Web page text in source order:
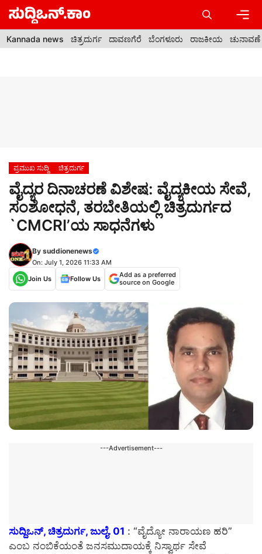
Skip
content
Kannada news ಚಿತ್ರದುರ್ಗ ದಾವಣಗೆರೆ ಬೆಂಗಳೂರು ರಾಜಕೀಯ ಚುನಾವಣೆ
ಪ್ರಮುಖ ಸುದ್ದಿ ಚಿತ್ರದುರ್ಗ
ವೈದ್ಯರ ದಿನಾಚರಣೆ ವಿಶೇಷ: ವೈದ್ಯಕೀಯ ಸೇವೆ,
ಸಂಶೋಧನೆ, ತರಬೇತಿಯಲ್ಲಿ ಚಿತ್ರದುರ್ಗದ
`CMCRI’ಯ ಸಾಧನೆಗಳು
By suddionenews
On: July 1, 2026 11:33 AM
Join Us
Follow Us
Add as a preferred
source on Google
---Advertisement---
ಸುದ್ದಿಒನ್, ಚಿತ್ರದುರ್ಗ, ಜುಲೈ. 01 : “ವೈದ್ಯೋ ನಾರಾಯಣ ಹರಿ”
ಎಂಬ ನಂಬಿಕೆಯಂತೆ ಜನಸಮುದಾಯಕ್ಕೆ ನಿಸ್ವಾರ್ಥ ಸೇವೆ